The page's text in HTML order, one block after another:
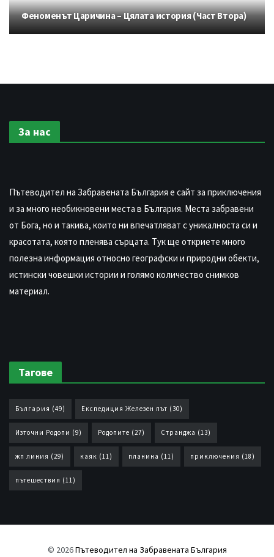
Феноменът Царичина – Цялата история (Част Втора)
За нас
Пътеводител на Забравената България е сайт за приключения
и за много необикновени места в България. Места забравени
от Бога, но и такива, които ни впечатляват с уникалноста си и
красотата, която пленява сърцата. Тук ще откриете много
полезна информация относно географски и природни обекти,
истински човешки истории и голямо количество снимков
материал.
Тагове
България (49) Експедиция Железен път (30)
Източни Родопи (9) Родопите (27) Странджа (13)
жп линия (29) каяк (11) планина (11) приключения (18)
пътешествия (11)
© 2026Пътеводител на Забравената България